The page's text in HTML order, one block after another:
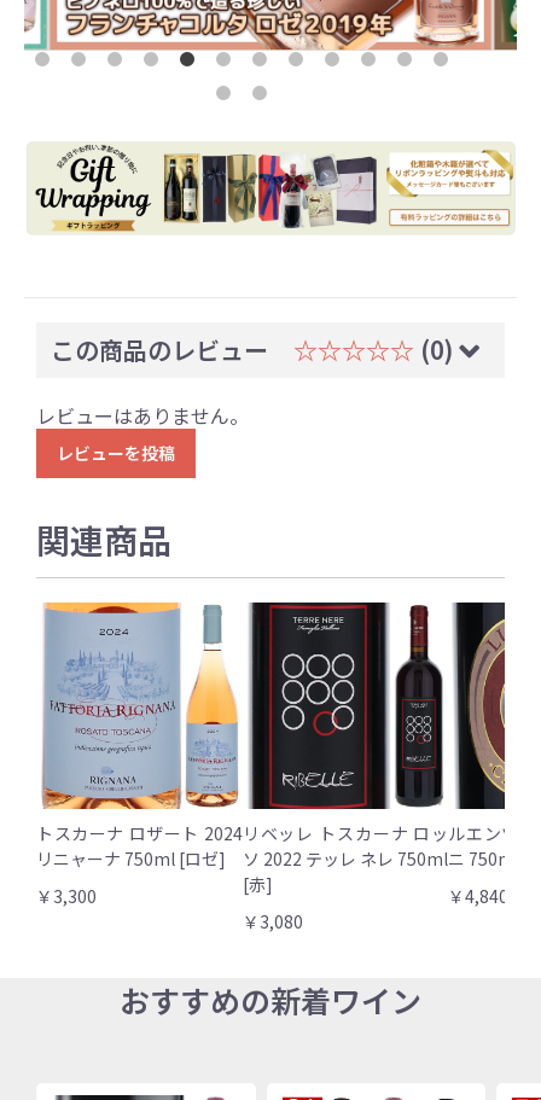
この商品のレビュー ☆☆☆☆☆ (0)
レビューはありません。
レビューを投稿
関連商品
トスカーナ ロザート 2024
リニャーナ 750ml [ロゼ]
￥3,300
リベッレ トスカーナ ロッ
ソ 2022 テッレ ネレ 750ml
[赤]
￥3,080
ルエンツ
ニ 750ml [
￥4,840
おすすめの新着ワイン